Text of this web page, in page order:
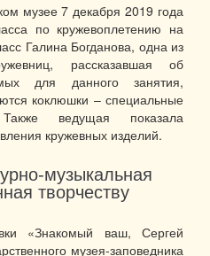
музее 7 декабря 2019 года
по кружевоплетению на
Галина Богданова, одна из
рассказавшая об
для данного занятия,
коклюшки – специальные
ведущая показала
кружевных изделий.
музыкальная
творчеству
«Знакомый ваш, Сергей
музея-заповедника